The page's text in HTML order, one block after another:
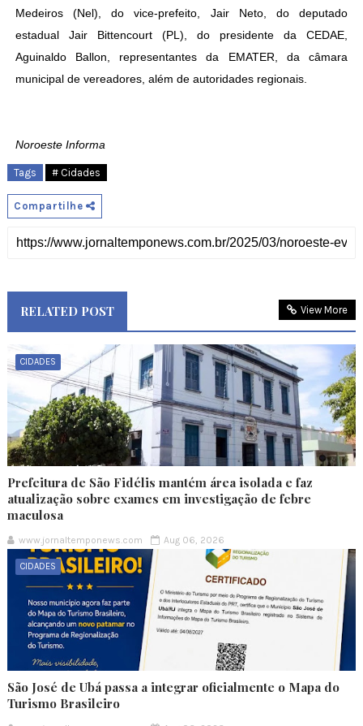
Medeiros (Nel), do vice-prefeito, Jair Neto, do deputado
estadual Jair Bittencourt (PL), do presidente da CEDAE,
Aguinaldo Ballon, representantes da EMATER, da câmara
municipal de vereadores, além de autoridades regionais.
Noroeste Informa
Tags # Cidades
Compartilhe
RELATED POST View More
CIDADES
Prefeitura de São Fidélis mantém área isolada e faz
atualização sobre exames em investigação de febre
maculosa
www.jornaltemponews.com Aug 06, 2026
CIDADES
São José de Ubá passa a integrar oficialmente o Mapa do
Turismo Brasileiro